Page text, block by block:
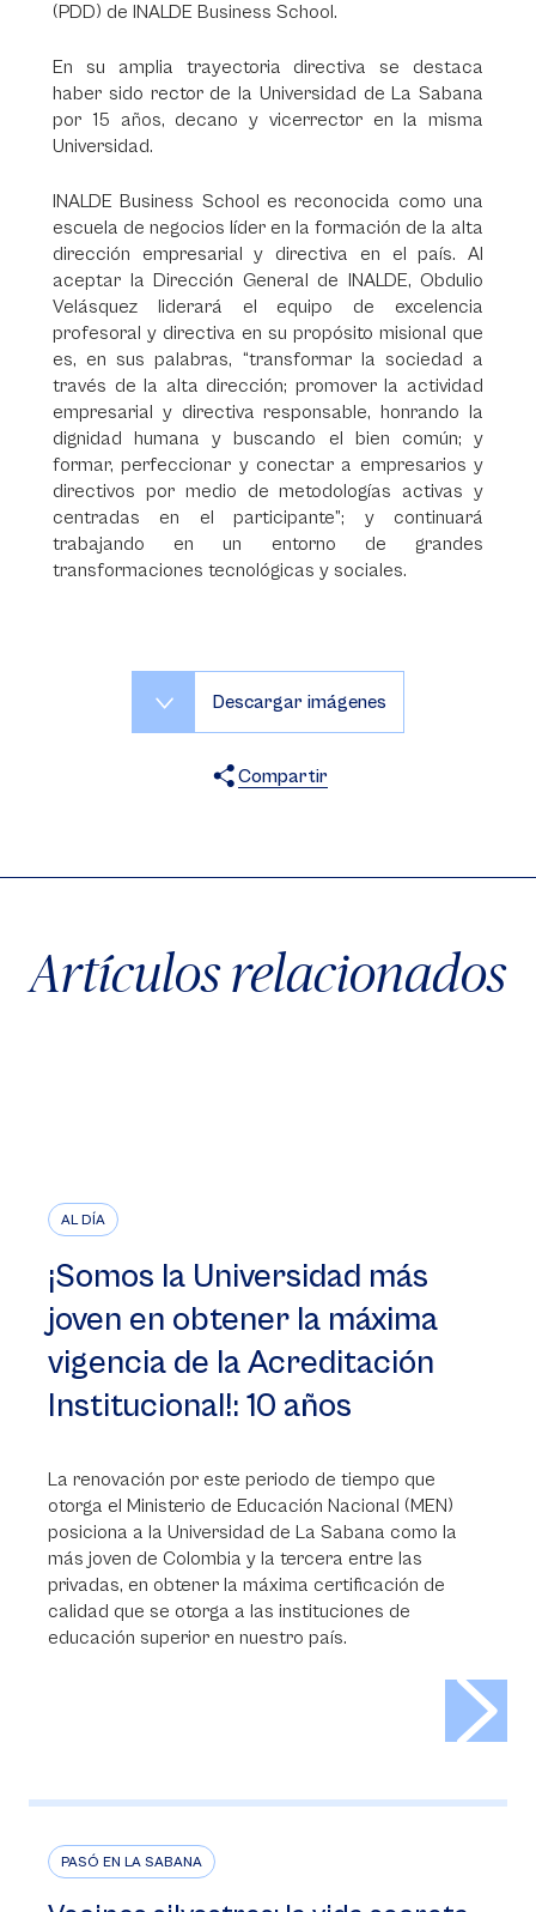
(PDD) de INALDE Business School.
En su amplia trayectoria directiva se destaca
haber sido rector de la Universidad de La Sabana
por 15 años, decano y vicerrector en la misma
Universidad.
INALDE Business School es reconocida como una
escuela de negocios líder en la formación de la alta
dirección empresarial y directiva en el país. Al
aceptar la Dirección General de INALDE, Obdulio
Velásquez liderará el equipo de excelencia
profesoral y directiva en su propósito misional que
es, en sus palabras, “transformar la sociedad a
través de la alta dirección; promover la actividad
empresarial y directiva responsable, honrando la
dignidad humana y buscando el bien común; y
formar, perfeccionar y conectar a empresarios y
directivos por medio de metodologías activas y
centradas en el participante”; y continuará
trabajando en un entorno de grandes
transformaciones tecnológicas y sociales.
Descargar imágenes
Compartir
Artículos relacionados
AL DÍA
¡Somos la Universidad más
joven en obtener la máxima
vigencia de la Acreditación
Institucional!: 10 años
La renovación por este periodo de tiempo que
otorga el Ministerio de Educación Nacional (MEN)
posiciona a la Universidad de La Sabana como la
más joven de Colombia y la tercera entre las
privadas, en obtener la máxima certificación de
calidad que se otorga a las instituciones de
educación superior en nuestro país.
PASÓ EN LA SABANA